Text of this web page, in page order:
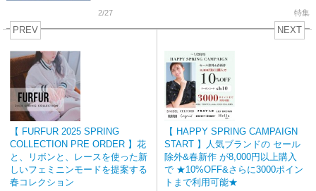
2/27 特集
PREV
【 FURFUR 2025 SPRING
COLLECTION PRE ORDER 】花
と、リボンと、レースを使った新
しいフェミニンモードを提案する
春コレクション
NEXT
【 HAPPY SPRING CAMPAIGN
START 】人気ブランドの セール
除外&春新作 が8,000円以上購入
で ★10%OFF&さらに3000ポイン
トまで利用可能★